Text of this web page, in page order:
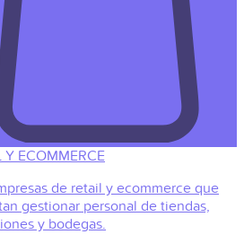
Y ECOMMERCE
de retail y ecommerce que
gestionar personal de tiendas,
y bodegas.